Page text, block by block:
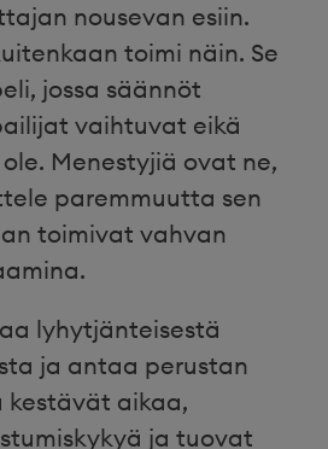
nousevan esiin.
toimi näin. Se
jossa säännöt
vaihtuvat eikä
Menestyjiä ovat ne,
paremmuutta sen
toimivat vahvan
lyhytjänteisestä
ja antaa perustan
kestävät aikaa,
ja tuovat